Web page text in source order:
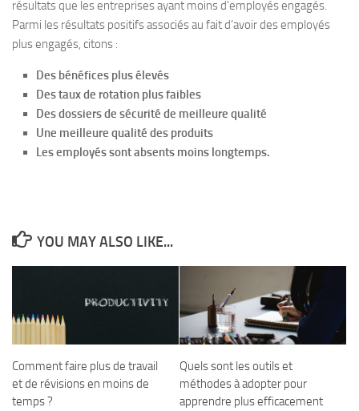
résultats que les entreprises ayant moins d’employés engagés.
Parmi les résultats positifs associés au fait d’avoir des employés
plus engagés, citons :
Des bénéfices plus élevés
Des taux de rotation plus faibles
Des dossiers de sécurité de meilleure qualité
Une meilleure qualité des produits
Les employés sont absents moins longtemps.
YOU MAY ALSO LIKE...
Comment faire plus de travail
et de révisions en moins de
temps ?
Quels sont les outils et
méthodes à adopter pour
apprendre plus efficacement